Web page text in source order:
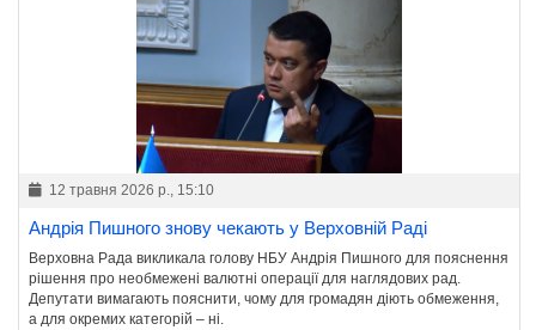
12 травня 2026 р., 15:10
Андрія Пишного знову чекають у Верховній Раді
Верховна Рада викликала голову НБУ Андрія Пишного для пояснення
рішення про необмежені валютні операції для наглядових рад.
Депутати вимагають пояснити, чому для громадян діють обмеження,
а для окремих категорій – ні.